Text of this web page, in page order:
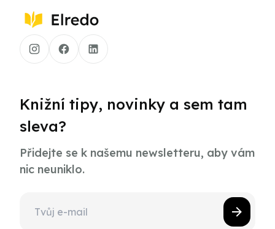
Knižní tipy, novinky a sem tam
sleva?
Přidejte se k našemu newsletteru, aby vám
nic neuniklo.